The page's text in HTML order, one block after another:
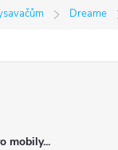
Dreame
mobily...